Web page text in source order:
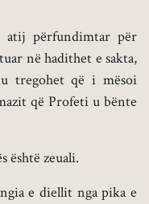
atij përfundimtar për
në hadithet e sakta,
tregohet që i mësoi
që Profeti u bënte
është zeuali.
e diellit nga pika e